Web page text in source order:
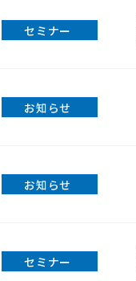
セミナー
お知らせ
お知らせ
セミナー